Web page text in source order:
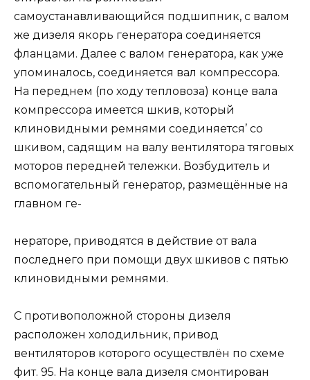
самоустанавливающийся подшипник, с валом
же дизеля якорь генератора соединяется
фланцами. Далее с валом генератора, как уже
упоминалось, соединяется вал компрессора.
На переднем (по ходу тепловоза) конце вала
компрессора имеется шкив, который
клиновидными ремнями соединяется’ со
шкивом, садящим на валу вентилятора тяговых
моторов передней тележки. Возбудитель и
вспомогательный генератор, размещённые на
главном ге-
нераторе, приводятся в действие от вала
последнего при помощи двух шкивов с пятью
клиновидными ремнями.
С противоположной стороны дизеля
расположен холодильник, привод
вентиляторов которого осуществлён по схеме
фит. 95. На конце вала дизеля смонтирован